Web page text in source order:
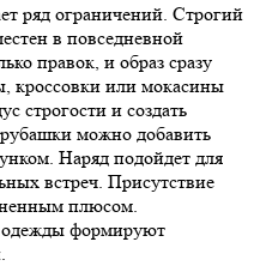
ряд ограничений. Строгий
в повседневной
правок, и образ сразу
кроссовки или мокасины
строгости и создать
можно добавить
Наряд подойдет для
встреч. Присутствие
плюсом.
одежды формируют